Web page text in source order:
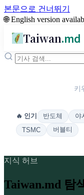
본문으로 건너뛰기
🌐 English version
Taiwan.md
키
🔥 인기 반도체 야
TSMC
버블티
지식 허브
Taiwan.md 탐